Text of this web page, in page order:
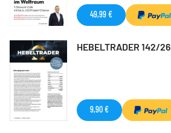
49,99 €
HEBELTRADER 142/26
9,90 €